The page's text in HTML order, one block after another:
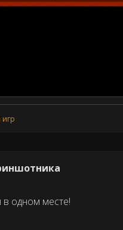
игр
одном месте!